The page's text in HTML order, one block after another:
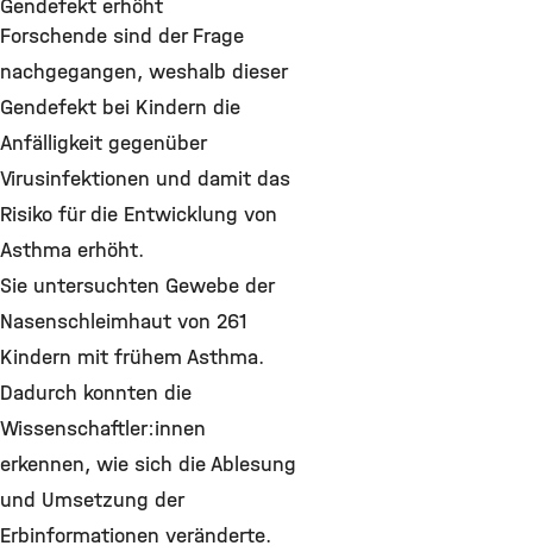
Gendefekt erhöht
Forschende sind der Frage
nachgegangen, weshalb dieser
Gendefekt bei Kindern die
Anfälligkeit gegenüber
Virusinfektionen und damit das
Risiko für die Entwicklung von
Asthma erhöht.
Sie untersuchten Gewebe der
Nasenschleimhaut von 261
Kindern mit frühem Asthma.
Dadurch konnten die
Wissenschaftler:innen
erkennen, wie sich die Ablesung
und Umsetzung der
Erbinformationen veränderte.